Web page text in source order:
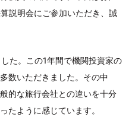
説明会にご参加いただき、誠
た。この1年間で機関投資家の
数いただきました。その中
的な旅行会社との違いを十分
たように感じています。